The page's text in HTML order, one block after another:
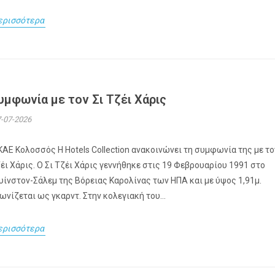
με τον Σι Τζέι Χάρις
07-2026
Κολοσσός H Hotels Collection ανακοινώνει τη συμφωνία της με
Χάρις. Ο Σι Τζέι Χάρις γεννήθηκε στις 19 Φεβρουαρίου 1991 στο
Σάλεμ της Βόρειας Καρολίνας των ΗΠΑ και με ύψος 1,91μ.
ως γκαρντ. Στην κολεγιακή του...